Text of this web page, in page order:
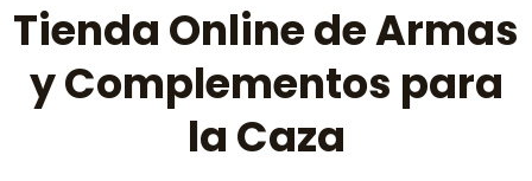
Tienda Online de Armas
y Complementos para
la Caza